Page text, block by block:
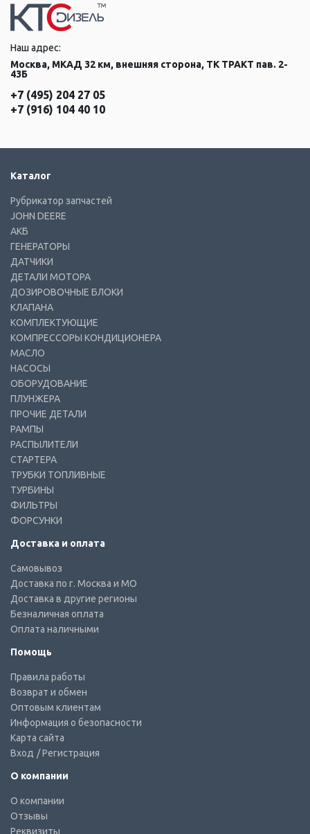
Наш адрес:
Москва, МКАД 32 км, внешняя сторона, ТК ТРАКТ пав. 2-
43Б
+7 (495) 204 27 05
+7 (916) 104 40 10
Каталог
Рубрикатор запчастей
JOHN DEERE
АКБ
ГЕНЕРАТОРЫ
ДАТЧИКИ
ДЕТАЛИ МОТОРА
ДОЗИРОВОЧНЫЕ БЛОКИ
КЛАПАНА
КОМПЛЕКТУЮЩИЕ
КОМПРЕССОРЫ КОНДИЦИОНЕРА
МАСЛО
НАСОСЫ
ОБОРУДОВАНИЕ
ПЛУНЖЕРА
ПРОЧИЕ ДЕТАЛИ
РАМПЫ
РАСПЫЛИТЕЛИ
СТАРТЕРА
ТРУБКИ ТОПЛИВНЫЕ
ТУРБИНЫ
ФИЛЬТРЫ
ФОРСУНКИ
Доставка и оплата
Самовывоз
Доставка по г. Москва и МО
Доставка в другие регионы
Безналичная оплата
Оплата наличными
Помощь
Правила работы
Возврат и обмен
Оптовым клиентам
Информация о безопасности
Карта сайта
Вход / Регистрация
О компании
О компании
Отзывы
Реквизиты